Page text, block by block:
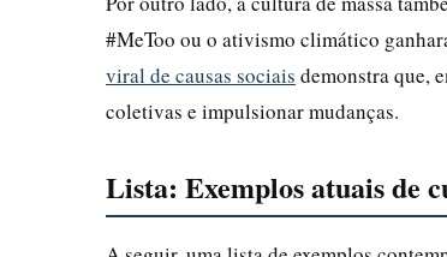
#MeToo ou o ativismo climático
viral de causas sociais demonstra que,
coletivas e impulsionar mudanças.
Lista: Exemplos atuais de